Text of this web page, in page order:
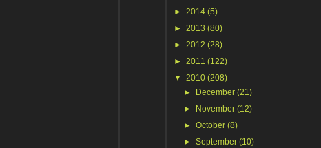
► 2014 (5)
► 2013 (80)
► 2012 (28)
► 2011 (122)
▼ 2010 (208)
►
December (21)
►
November (12)
►October (8)
►September (10)